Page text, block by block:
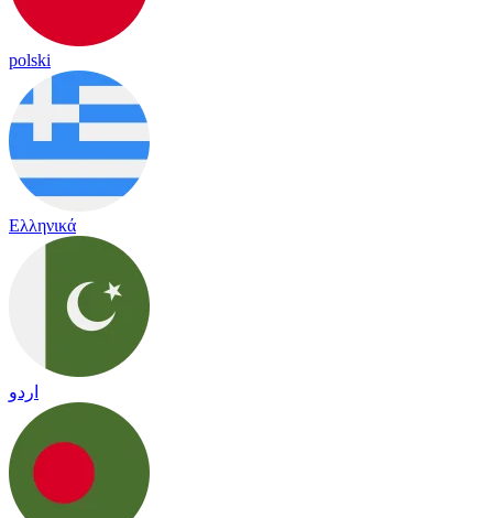
polski
Ελληνικά
اردو